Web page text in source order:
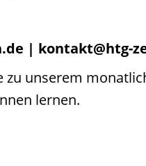
| kontakt@htg-
zu unserem
lernen.